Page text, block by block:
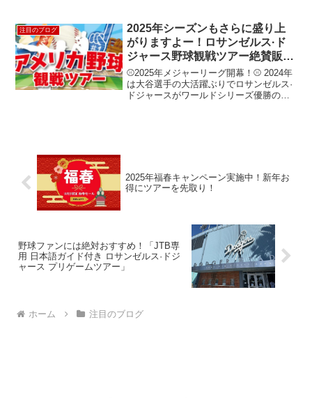
注目のブログ
2025年シーズンもさらに盛り上
がりますよー！ロサンゼルス·ド
ジャース野球観戦ツアー絶賛販売
中！
⚾2025年メジャーリーグ開幕！⚾ 2024年
は大谷選手の大活躍ぶりでロサンゼルス·
ドジャースがワールドシリーズ優勝の座
2025年福春キャンペーン実施中！新年お
得にツアーを先取り！
野球ファンには絶対おすすめ！「JTB専
用 日本語ガイド付き ロサンゼルス·ドジ
ャース プリゲームツアー」
ホーム 注目のブログ